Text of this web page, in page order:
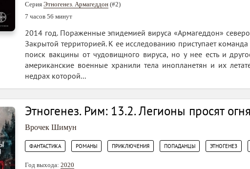
Серия Этногенез. Армагеддон (#2)
7 часов 56 минут
2014 год. Пораженные эпидемией вируса «Армагеддон»
Закрытой территорией. К ее исследованию приступает
поиск вакцины от чудовищного вируса, но у нее есть и
американские военные хранили тела инопланетян и их
недрах которой...
Этногенез. Рим: 13.2. Легионы просят огня
Врочек Шимун
ФАНТАСТИКА РОМАНЫ ПРИКЛЮЧЕНИЯ ПОПАДАНЦЫ ЭТНОГЕНЕЗ
Год выхода: 2020